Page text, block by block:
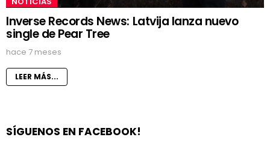
Inverse Records News: Latvija lanza nuevo
single de Pear Tree
hace 7 meses
LEER MÁS...
SÍGUENOS EN FACEBOOK!